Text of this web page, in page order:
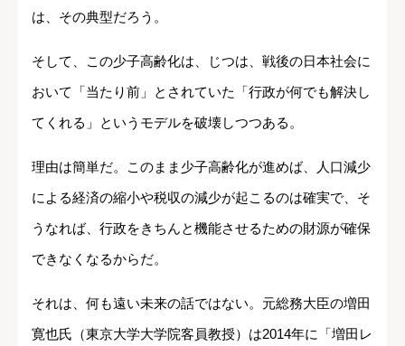
は、その典型だろう。
そして、この少子高齢化は、じつは、戦後の日本社会に
おいて「当たり前」とされていた「行政が何でも解決し
てくれる」というモデルを破壊しつつある。
理由は簡単だ。このまま少子高齢化が進めば、人口減少
による経済の縮小や税収の減少が起こるのは確実で、そ
うなれば、行政をきちんと機能させるための財源が確保
できなくなるからだ。
それは、何も遠い未来の話ではない。元総務大臣の増田
寛也氏（東京大学大学院客員教授）は2014年に「増田レ